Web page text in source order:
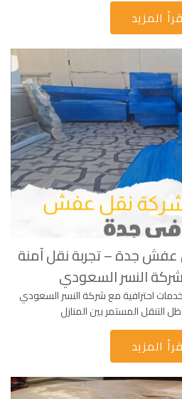
المزيد
جدة – تجربة نقل آمنة
النسر السعودي
احترافية مع شركة النسر السعودي
المزيد